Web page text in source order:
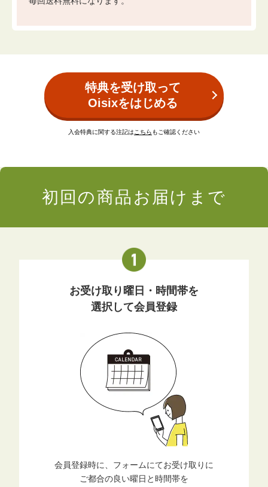
特典を受け取って
Oisixをはじめる
入会特典に関する注記は こちら もご確認ください
初回の商品お届けまで
お受け取り曜日・時間帯を
選択して会員登録
会員登録時に、フォームにてお受け取りに
ご都合の良い曜日と時間帯を